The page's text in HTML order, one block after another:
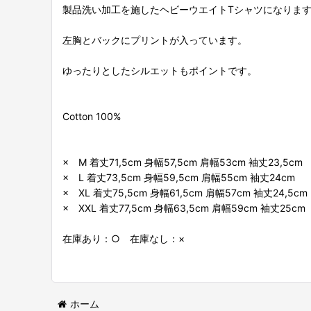
製品洗い加工を施したヘビーウエイトTシャツになりま
左胸とバックにプリントが入っています。
ゆったりとしたシルエットもポイントです。
Cotton 100%
× M 着丈71,5cm 身幅57,5cm 肩幅53cm 袖丈23,5cm
× L 着丈73,5cm 身幅59,5cm 肩幅55cm 袖丈24cm
× XL 着丈75,5cm 身幅61,5cm 肩幅57cm 袖丈24,5cm
× XXL 着丈77,5cm 身幅63,5cm 肩幅59cm 袖丈25cm
在庫あり：○ 在庫なし：×
ホーム